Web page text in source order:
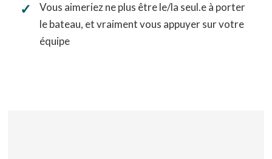
✓
Vous aimeriez ne plus être le/la seul.e à porter
le bateau, et vraiment vous appuyer sur votre
équipe